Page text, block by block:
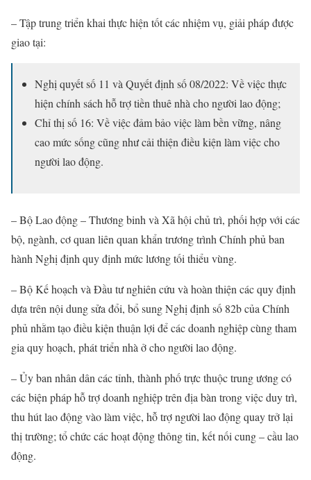
– Tập trung triển khai thực hiện tốt các nhiệm vụ, giải pháp được
giao tại:
Nghị quyết số 11 và Quyết định số 08/2022: Về việc thực
hiện chính sách hỗ trợ tiền thuê nhà cho người lao động;
Chỉ thị số 16: Về việc đảm bảo việc làm bền vững, nâng
cao mức sống cũng như cải thiện điều kiện làm việc cho
người lao động.
– Bộ Lao động – Thương binh và Xã hội chủ trì, phối hợp với các
bộ, ngành, cơ quan liên quan khẩn trương trình Chính phủ ban
hành Nghị định quy định mức lương tối thiểu vùng.
– Bộ Kế hoạch và Đầu tư nghiên cứu và hoàn thiện các quy định
dựa trên nội dung sửa đổi, bổ sung Nghị định số 82b của Chính
phủ nhằm tạo điều kiện thuận lợi để các doanh nghiệp cùng tham
gia quy hoạch, phát triển nhà ở cho người lao động.
– Ủy ban nhân dân các tỉnh, thành phố trực thuộc trung ương có
các biện pháp hỗ trợ doanh nghiệp trên địa bàn trong việc duy trì,
thu hút lao động vào làm việc, hỗ trợ người lao động quay trở lại
thị trường; tổ chức các hoạt động thông tin, kết nối cung – cầu lao
động.